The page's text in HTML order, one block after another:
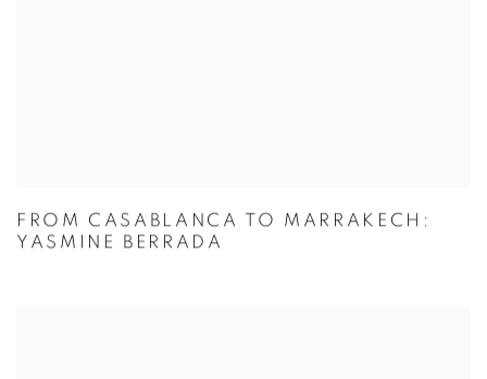
FROM CASABLANCA TO MARRAKECH:
YASMINE BERRADA